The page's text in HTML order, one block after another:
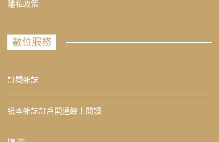
隱私政策
數位服務
訂閱雜誌
紙本雜誌訂戶開通線上閱讀